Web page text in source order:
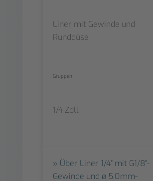
Liner mit Gewinde und
Runddüse
Gruppen
1/4 Zoll
Über Liner 1/4" mit G1/8"-
Gewinde und ø 5.0mm-